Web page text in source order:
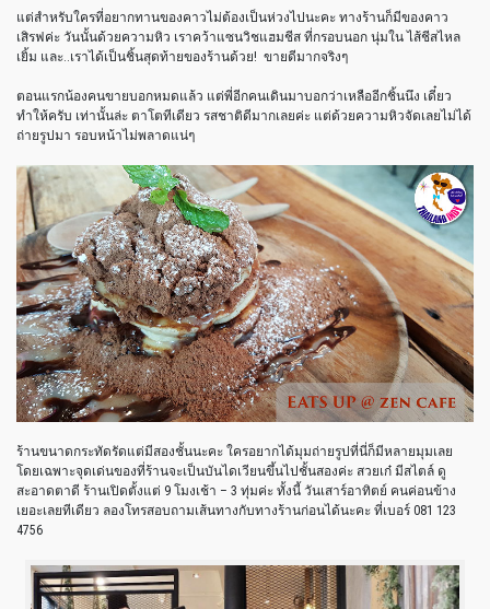
แต่สำหรับใครที่อยากทานของคาวไม่ต้องเป็นห่วงไปนะคะ ทางร้านก็มีของคาว
เสิรฟค่ะ วันนั้นด้วยความหิว เราคว้าแซนวิชแฮมชีส ที่กรอบนอก นุ่มใน ไส้ชีสไหล
เยิ้ม และ..เราได้เป็นชิ้นสุดท้ายของร้านด้วย! ขายดีมากจริงๆ
ตอนแรกน้องคนขายบอกหมดแล้ว แต่พี่อีกคนเดินมาบอกว่าเหลืออีกชิ้นนึง เดี๋ยว
ทำให้ครับ เท่านั้นล่ะ ตาโตทีเดียว รสชาติดีมากเลยค่ะ แต่ด้วยความหิวจัดเลยไม่ได้
ถ่ายรูปมา รอบหน้าไม่พลาดแน่ๆ
ร้านขนาดกระทัดรัดแต่มีสองชั้นนะคะ ใครอยากได้มุมถ่ายรูปที่นี่ก็มีหลายมุมเลย
โดยเฉพาะจุดเด่นของที่ร้านจะเป็นบันไดเวียนขึ้นไปชั้นสองค่ะ สวยเก๋ มีสไตล์ ดู
สะอาดตาดี ร้านเปิดตั้งแต่ 9 โมงเช้า – 3 ทุ่มค่ะ ทั้งนี้ วันเสาร์อาทิตย์ คนค่อนข้าง
เยอะเลยทีเดียว ลองโทรสอบถามเส้นทางกับทางร้านก่อนได้นะคะ ที่เบอร์ 081 123
4756